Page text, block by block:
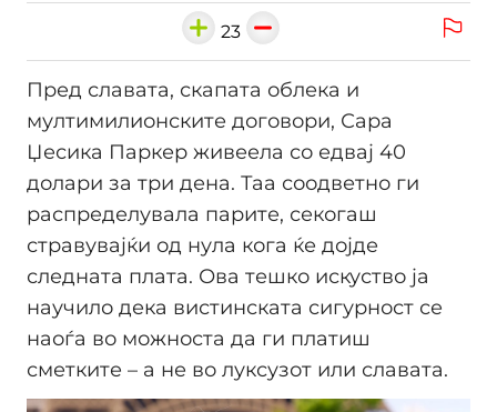
23
Пред славата, скапата облека и
мултимилионските договори, Сара
Џесика Паркер живеела со едвај 40
долари за три дена. Таа соодветно ги
распределувала парите, секогаш
стравувајќи од нула кога ќе дојде
следната плата. Ова тешко искуство ја
научило дека вистинската сигурност се
наоѓа во можноста да ги платиш
сметките – а не во луксузот или славата.